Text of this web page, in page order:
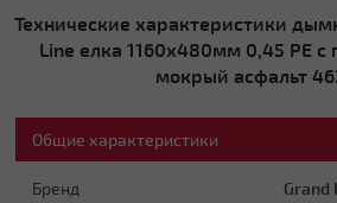
Технические характеристики
Line елка 1160х480мм 0,45 PE с
мокрый асфальт
Общие характеристики
Бренд Grand